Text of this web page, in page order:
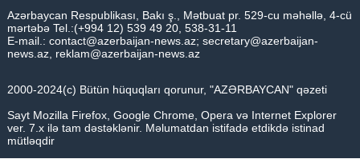
Azərbaycan Respublikası, Bakı ş., Mətbuat pr. 529-cu məhəllə, 4-cü
mərtəbə Tel.:(+994 12) 539 49 20, 538-31-11
E-mail.: contact@azerbaijan-news.az; secretary@azerbaijan-
news.az reklam@azerbaijan-news.az
2000-2024(c) Bütün hüquqları qorunur, "AZƏRBAYCAN" qəzeti
Sayt Mozilla Firefox, Google Chrome, Opera və Internet Explorer
ver. 7.x ilə tam dəstəklənir. Məlumatdan istifadə etdikdə istinad
mütləqdir